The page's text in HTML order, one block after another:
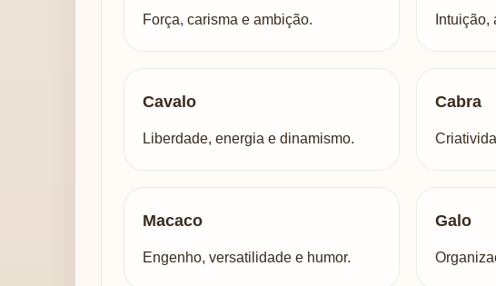
Força, carisma e ambição.
Cavalo
Liberdade, energia e dinamismo.
Cabra
Macaco
Engenho, versatilidade e humor.
Galo